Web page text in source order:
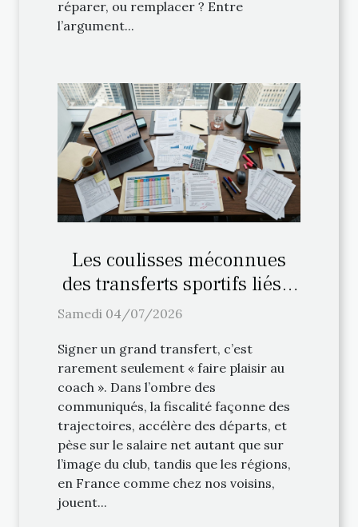
réparer, ou remplacer ? Entre
l’argument...
Les coulisses méconnues
des transferts sportifs liés à
la fiscalité régionale
Samedi 04/07/2026
Signer un grand transfert, c’est
rarement seulement « faire plaisir au
coach ». Dans l’ombre des
communiqués, la fiscalité façonne des
trajectoires, accélère des départs, et
pèse sur le salaire net autant que sur
l’image du club, tandis que les régions,
en France comme chez nos voisins,
jouent...